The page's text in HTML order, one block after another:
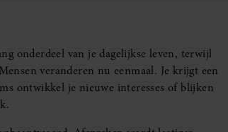
onderdeel van je dagelijkse leven, terwijl
veranderen nu eenmaal. Je krijgt een
ontwikkel je nieuwe interesses of blijken